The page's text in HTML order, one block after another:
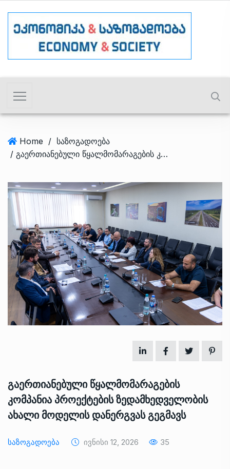
Home / საზოგადოება
/ გაერთიანებული წყალმომარაგების კომპანია პროექტების ზედამხედველობის ახალი მოდელის დანერგვას გეგმავს
გაერთიანებული წყალმომარაგების
კომპანია პროექტების ზედამხედველობის
ახალი მოდელის დანერგვას გეგმავს
Საზოგადოება Ივნისი 12, 2026 35